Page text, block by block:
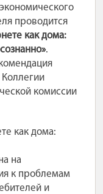
проводится
как дома:
.
Коллегии
комиссии
как дома:
на
к проблемам
и